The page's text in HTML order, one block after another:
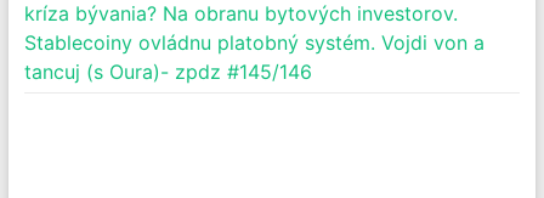
kríza bývania? Na obranu bytových investorov.
Stablecoiny ovládnu platobný systém. Vojdi von a
tancuj (s Oura)- zpdz #145/146